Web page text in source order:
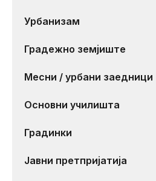
Урбанизам
Градежно земјиште
Месни / урбани заедници
Основни училишта
Градинки
Јавни претпријатија